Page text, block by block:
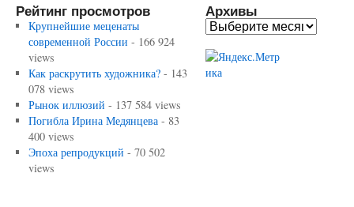
Рейтинг просмотров
Крупнейшие меценаты
современной России - 166 924
views
Как раскрутить художника?- 143
078 views
Рынок иллюзий - 137 584 views
Погибла Ирина Медянцева- 83
400 views
Эпоха репродукций - 70 502
views
Архивы